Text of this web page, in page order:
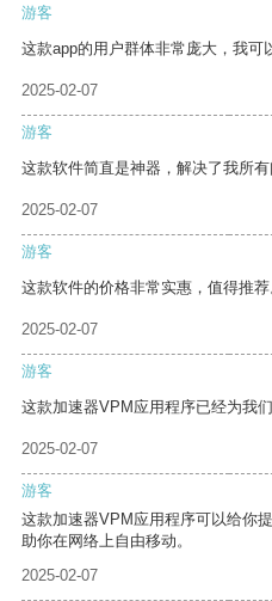
游客
这款app的用户群体非常庞大，我可
2025-02-07
游客
这款软件简直是神器，解决了我所有
2025-02-07
游客
这款软件的价格非常实惠，值得推荐
2025-02-07
游客
这款加速器VPM应用程序已经为我
2025-02-07
游客
这款加速器VPM应用程序可以给你
助你在网络上自由移动。
2025-02-07